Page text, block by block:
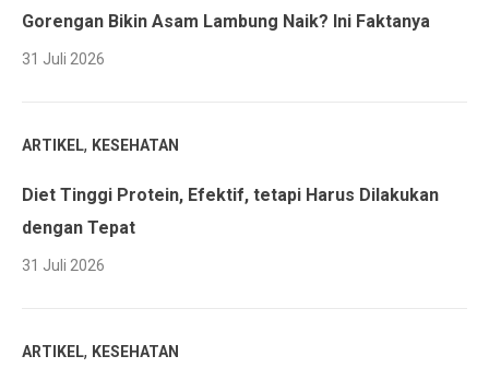
Gorengan Bikin Asam Lambung Naik? Ini Faktanya
31 Juli 2026
ARTIKEL, KESEHATAN
Diet Tinggi Protein, Efektif, tetapi Harus Dilakukan
dengan Tepat
31 Juli 2026
ARTIKEL, KESEHATAN